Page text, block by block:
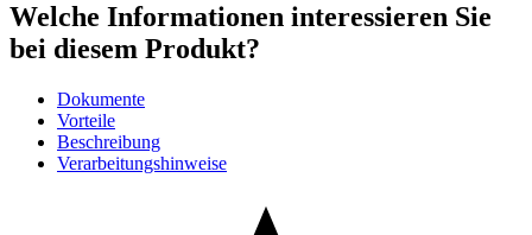
Welche Informationen interessieren Sie
bei diesem Produkt?
Dokumente
Vorteile
Beschreibung
Verarbeitungshinweise